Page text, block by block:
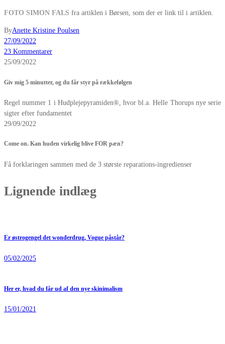
FOTO SIMON FALS fra artiklen i Børsen, som der er link til i artiklen.
ByAnette Kristine Poulsen
27/09/2022
23 Kommentarer
25/09/2022
Giv mig 5 minutter, og du får styr på rækkefølgen
Regel nummer 1 i Hudplejepyramiden®, hvor bl.a. Helle Thorups nye serie
sigter efter fundamentet
29/09/2022
Come on. Kan huden virkelig blive FOR pæn?
Få forklaringen sammen med de 3 største reparations-ingredienser
Lignende indlæg
Er østrogengel det wonderdrug, Vogue påstår?
05/02/2025
Her er, hvad du får ud af den nye skinimalism
15/01/2021